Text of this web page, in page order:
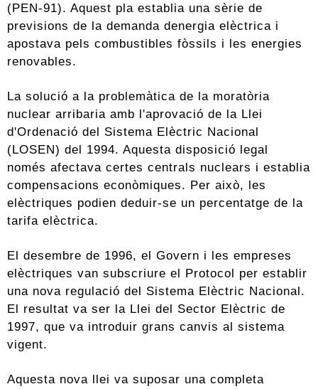
(PEN-91). Aquest pla establia una sèrie de
previsions de la demanda denergia elèctrica i
apostava pels combustibles fòssils i les energies
renovables.
La solució a la problemàtica de la moratòria
nuclear arribaria amb l'aprovació de la Llei
d'Ordenació del Sistema Elèctric Nacional
(LOSEN) del 1994. Aquesta disposició legal
només afectava certes centrals nuclears i establia
compensacions econòmiques. Per això, les
elèctriques podien deduir-se un percentatge de la
tarifa elèctrica.
El desembre de 1996, el Govern i les empreses
elèctriques van subscriure el Protocol per establir
una nova regulació del Sistema Elèctric Nacional.
El resultat va ser la Llei del Sector Elèctric de
1997, que va introduir grans canvis al sistema
vigent.
Aquesta nova llei va suposar una completa